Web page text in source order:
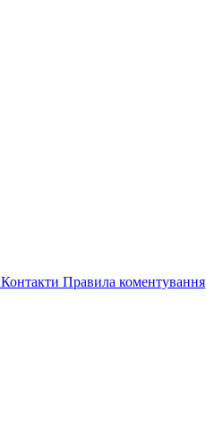
Контакти Правила коментування